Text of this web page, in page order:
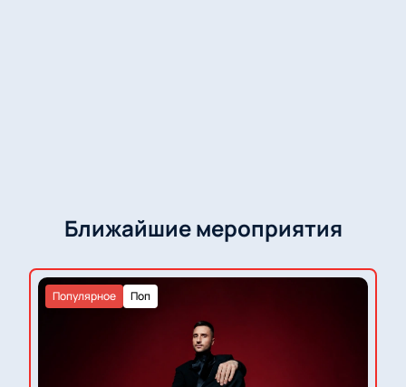
Ближайшие мероприятия
Поп
Популярное